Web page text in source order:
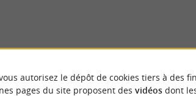
AIMEREZAUSSI
autorisez le dépôt de cookies tiers à des
pages du site proposent des vidéosdont